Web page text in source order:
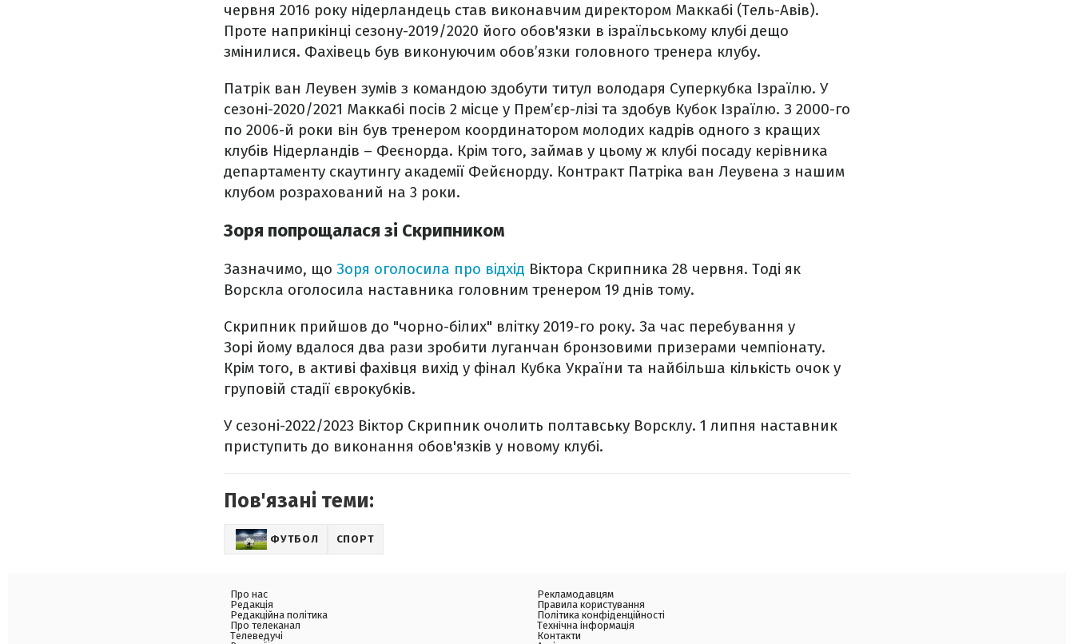
червня 2016 року нідерландець став виконавчим директором Маккабі (Тель-Авів).
Проте наприкінці сезону-2019/2020 його обов'язки в ізраїльському клубі дещо
змінилися. Фахівець був виконуючим обов’язки головного тренера клубу.
Патрік ван Леувен зумів з командою здобути титул володаря Суперкубка Ізраїлю. У
сезоні-2020/2021 Маккабі посів 2 місце у Прем’єр-лізі та здобув Кубок Ізраїлю. З 2000-го
по 2006-й роки він був тренером координатором молодих кадрів одного з кращих
клубів Нідерландів – Феєнорда. Крім того, займав у цьому ж клубі посаду керівника
департаменту скаутингу академії Фейєнорду. Контракт Патріка ван Леувена з нашим
клубом розрахований на 3 роки.
Зоря попрощалася зі Скрипником
Зазначимо, що Зоря оголосила про відхід Віктора Скрипника 28 червня. Тоді як
Ворскла оголосила наставника головним тренером 19 днів тому.
Скрипник прийшов до "чорно-білих" влітку 2019-го року. За час перебування у
Зорі йому вдалося два рази зробити луганчан бронзовими призерами чемпіонату.
Крім того, в активі фахівця вихід у фінал Кубка України та найбільша кількість очок у
груповій стадії єврокубків.
У сезоні-2022/2023 Віктор Скрипник очолить полтавську Ворсклу. 1 липня наставник
приступить до виконання обов'язків у новому клубі.
Пов'язані теми:
ФУТБОЛ СПОРТ
Про нас
Редакція
Редакційна політика
Про телеканал
Телеведучі
Рекламодавцям
Правила користування
Політика конфіденційності
Технічна інформація
Контакти